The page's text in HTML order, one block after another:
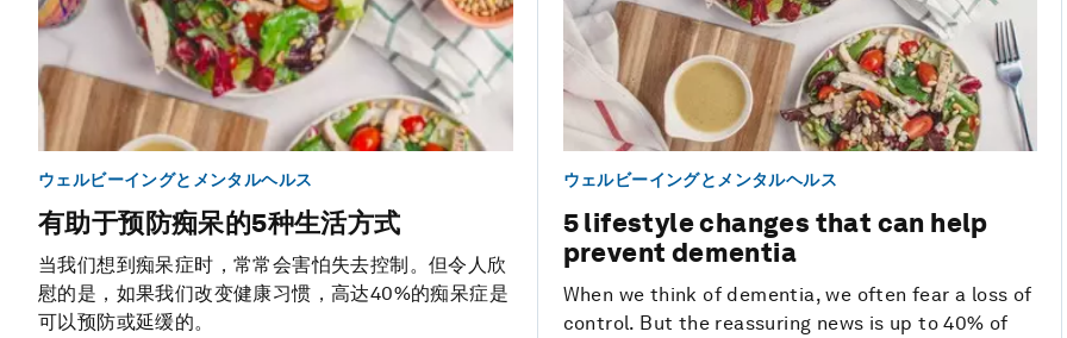
ウェルビーイングとメンタルヘルス
有助于预防痴呆的5种生活方式
当我们想到痴呆症时，常常会害怕失去控制。但令人欣
慰的是，如果我们改变健康习惯，高达40%的痴呆症是
可以预防或延缓的。
ウェルビーイングとメンタルヘルス
5 lifestyle changes that can help
prevent dementia
When we think of dementia, we often fear a loss of
control. But the reassuring news is up to 40% of